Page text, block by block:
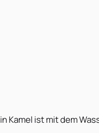
Kamel ist mit dem